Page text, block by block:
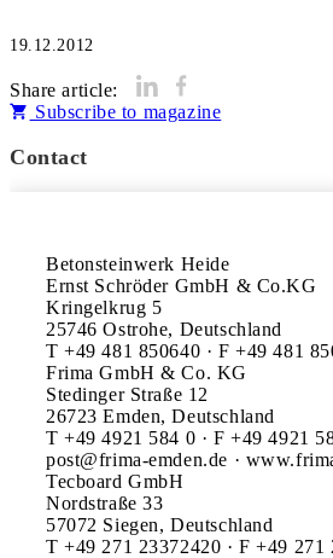
19.12.2012
Share article:
Subscribe to magazine
Contact
Betonsteinwerk Heide
Ernst Schröder GmbH & Co.KG
Kringelkrug 5
25746 Ostrohe, Deutschland
T +49 481 850640 · F +49 481
Frima GmbH & Co. KG
Stedinger Straße 12
26723 Emden, Deutschland
T +49 4921 584 0 · F +49 4921
post@frima-emden.de ·
Tecboard GmbH
Nordstraße 33
57072 Siegen, Deutschland
T +49 271 23372420 · F +49 271